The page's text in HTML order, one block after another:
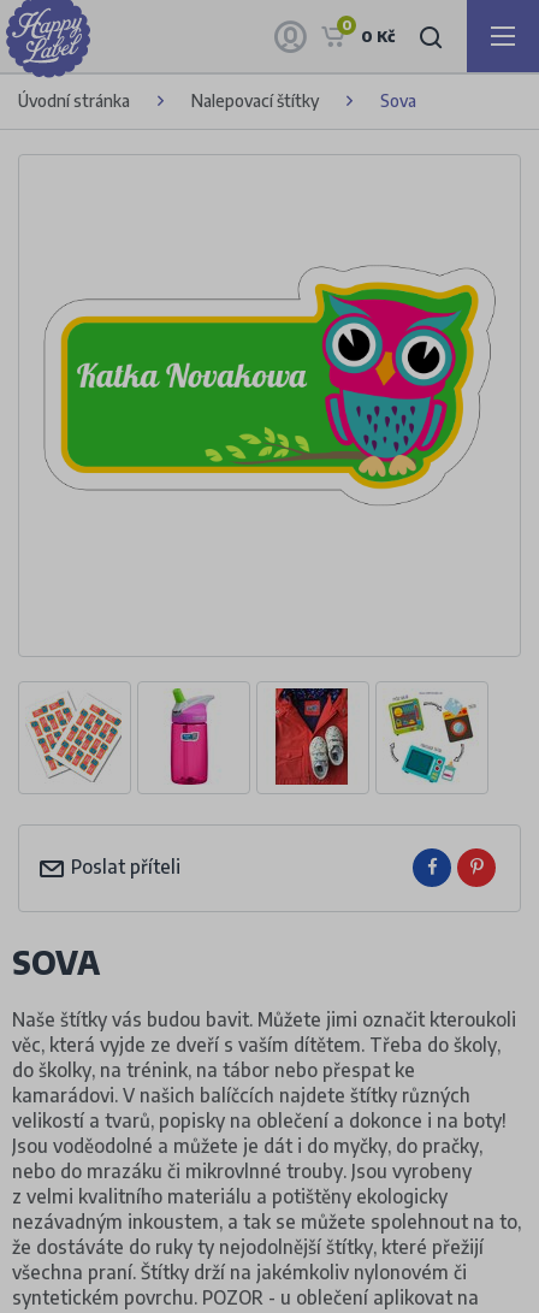
0
0 Kč
Úvodní stránka Nalepovací štítky Sova
Poslat příteli
SOVA
Naše štítky vás budou bavit. Můžete jimi označit kteroukoli
věc, která vyjde ze dveří s vaším dítětem. Třeba do školy,
do školky, na trénink, na tábor nebo přespat ke
kamarádovi. V našich balíčcích najdete štítky různých
velikostí a tvarů, popisky na oblečení a dokonce i na boty!
Jsou voděodolné a můžete je dát i do myčky, do pračky,
nebo do mrazáku či mikrovlnné trouby. Jsou vyrobeny
z velmi kvalitního materiálu a potištěny ekologicky
nezávadným inkoustem, a tak se můžete spolehnout na to,
že dostáváte do ruky ty nejodolnější štítky, které přežijí
všechna praní. Štítky drží na jakémkoliv nylonovém či
syntetickém povrchu. POZOR - u oblečení aplikovat na